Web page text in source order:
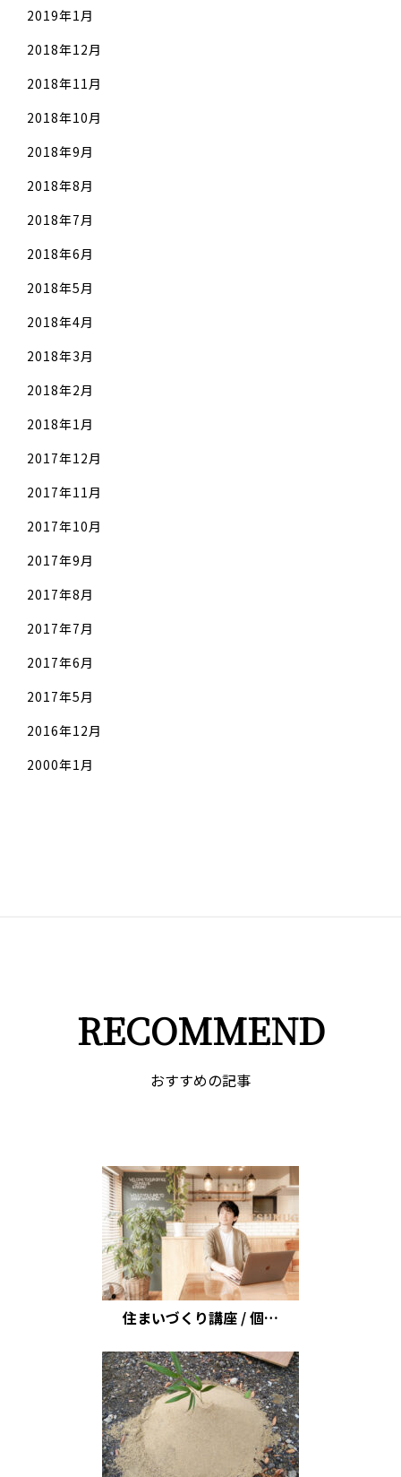
2019年1月
2018年12月
2018年11月
2018年10月
2018年9月
2018年8月
2018年7月
2018年6月
2018年5月
2018年4月
2018年3月
2018年2月
2018年1月
2017年12月
2017年11月
2017年10月
2017年9月
2017年8月
2017年7月
2017年6月
2017年5月
2016年12月
2000年1月
RECOMMEND
おすすめの記事
住まいづくり講座 / 個…